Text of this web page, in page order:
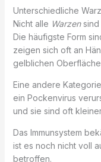
Unterschiedliche
Nicht alle Warzensind
Die häufigste Form
zeigen sich oft an
gelblichen
Eine andere
ein Pockenvirus
und sie sind oft
Das Immunsystem
ist es noch nicht voll
betroffen.